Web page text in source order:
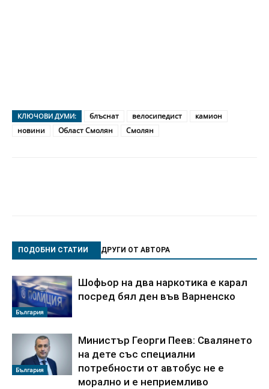
КЛЮЧОВИ ДУМИ: блъснат велосипедист
камион
новини
Област Смолян Смолян
ПОДОБНИ СТАТИИ ДРУГИ ОТ АВТОРА
България
Шофьор на два наркотика е карал
посред бял ден във Варненско
България
Министър Георги Пеев: Свалянето
на дете със специални
потребности от автобус не е
морално и е неприемливо